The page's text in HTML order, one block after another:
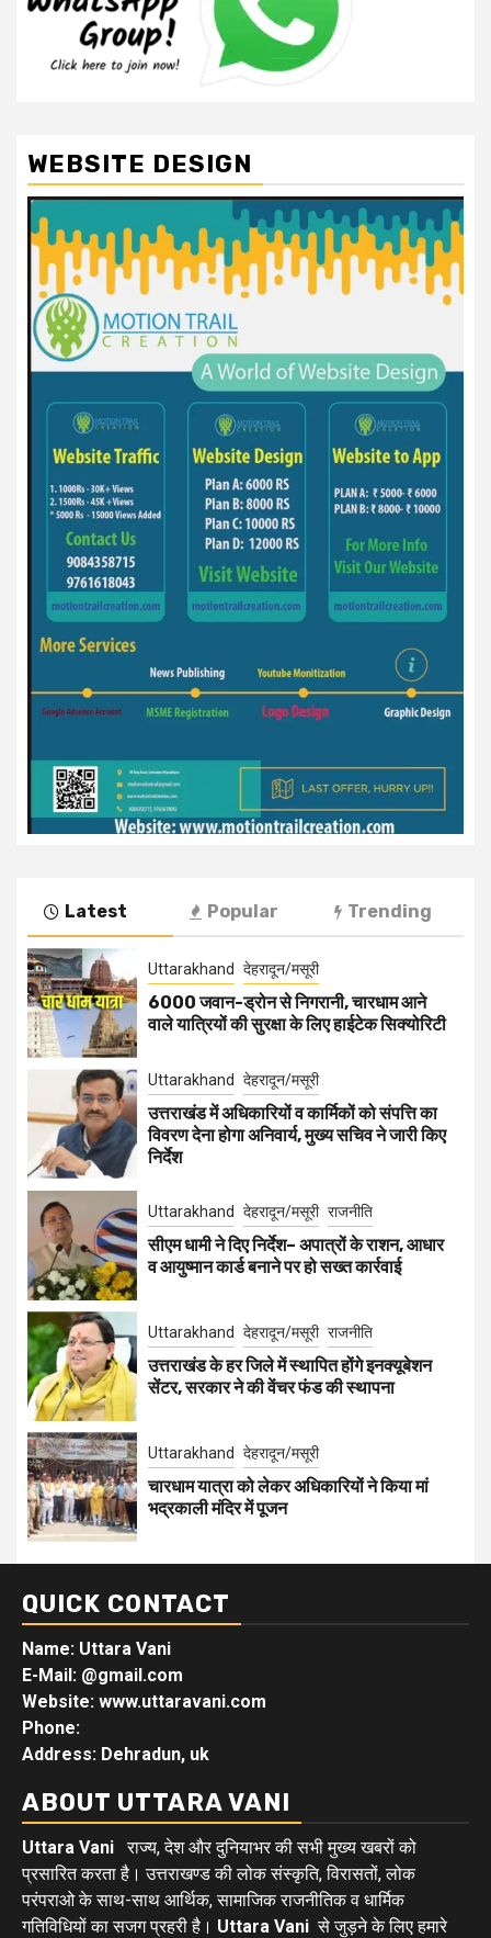
WEBSITE DESIGN
Latest Popular Trending
Uttarakhand देहरादून/मसूरी
6000 जवान-ड्रोन से निगरानी, चारधाम आने
वाले यात्रियों की सुरक्षा के लिए हाईटेक सिक्योरिटी
Uttarakhand देहरादून/मसूरी
उत्तराखंड में अधिकारियों व कार्मिकों को संपत्ति का
विवरण देना होगा अनिवार्य, मुख्य सचिव ने जारी किए
निर्देश
Uttarakhand देहरादून/मसूरी राजनीति
सीएम धामी ने दिए निर्देश– अपात्रों के राशन, आधार
व आयुष्मान कार्ड बनाने पर हो सख्त कार्रवाई
Uttarakhand देहरादून/मसूरी राजनीति
उत्तराखंड के हर जिले में स्थापित होंगे इनक्यूबेशन
सेंटर, सरकार ने की वेंचर फंड की स्थापना
Uttarakhand देहरादून/मसूरी
चारधाम यात्रा को लेकर अधिकारियों ने किया मां
भद्रकाली मंदिर में पूजन
QUICK CONTACT
Name: Uttara Vani
E-Mail: @gmail.com
Website: www.uttaravani.com
Phone:
Address: Dehradun, uk
ABOUT UTTARA VANI
Uttara Vani राज्य, देश और दुनियाभर की सभी मुख्य खबरों को
प्रसारित करता है। उत्तराखण्ड की लोक संस्कृति, विरासतों, लोक
परंपराओ के साथ-साथ आर्थिक, सामाजिक राजनीतिक व धार्मिक
गतिविधियों का सजग प्रहरी है। Uttara Vani से जुड़ने के लिए हमारे